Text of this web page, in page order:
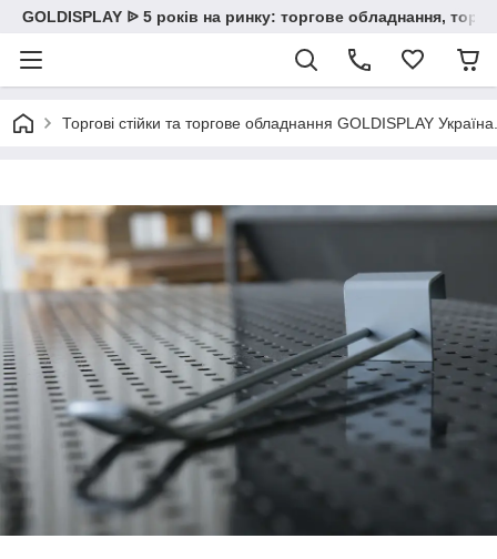
GOLDISPLAY ᐉ 5 років на ринку: торгове обладнання,
Торгові стійки та торгове обладнання GOLDISPLAY